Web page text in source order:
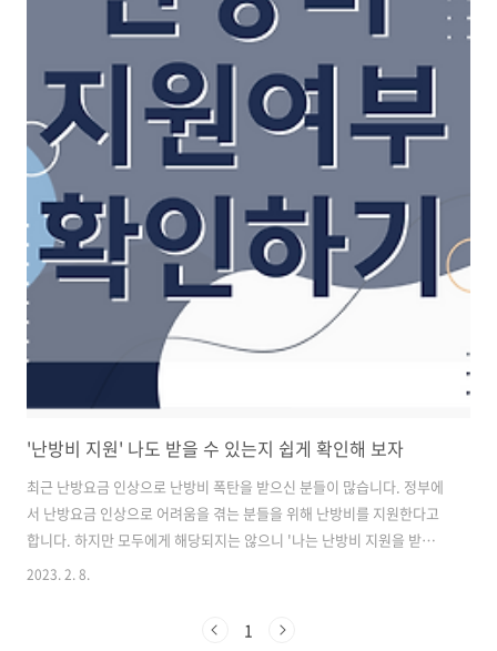
'난방비 지원' 나도 받을 수 있는지 쉽게 확인해 보자
최근 난방요금 인상으로 난방비 폭탄을 받으신 분들이 많습니다. 정부에
서 난방요금 인상으로 어려움을 겪는 분들을 위해 난방비를 지원한다고
합니다. 하지만 모두에게 해당되지는 않으니 '나는 난방비 지원을 받을
수 있을까?'라고 생각하시는 분들이 많으시죠. 어떻게 하면 빠르게 확인
지, 지원금은 어느 정도 받을 수 있는지 등은 '보조금24' 앱을 통해서 한
2023. 2. 8.
1